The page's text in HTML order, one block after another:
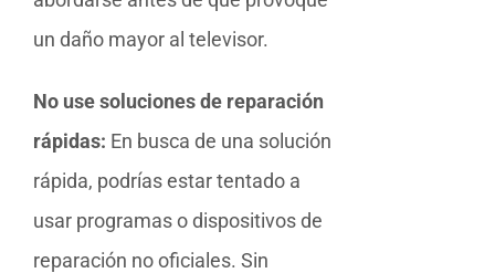
un daño mayor al televisor.
No use soluciones de reparación
rápidas: En busca de una solución
rápida, podrías estar tentado a
usar programas o dispositivos de
reparación no oficiales. Sin